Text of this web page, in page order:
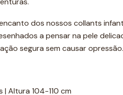
dos nossos collants
a pensar na pele
segura sem causar opressão.
Altura 104-110 cm